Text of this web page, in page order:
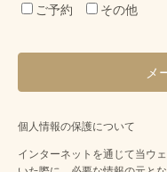
ご予約
その他
個人情報の保護について
インターネットを通じて当ウ